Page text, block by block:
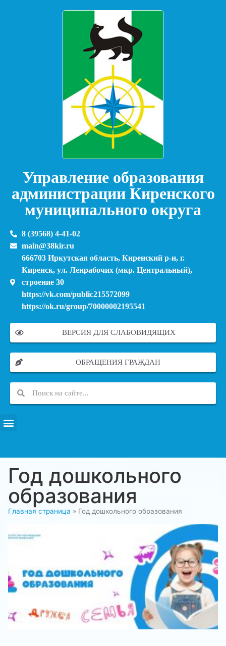
Управление образования
администрации Киренского
муниципального округа
8 (39568) 4-41-02
main@38kir.ru
666703 Иркутская область, Киренский р-н, г.
Киренск, ул. Ленрабочих (мкр. Центральный),
строение 30
https://vk.com/public215572099
https://ok.ru/group/70000002195541
ВЕРСИЯ ДЛЯ СЛАБОВИДЯЩИХ
ОБРАЩЕНИЯ ГРАЖДАН
Год дошкольного
образования
Главная страница » Год дошкольного образования